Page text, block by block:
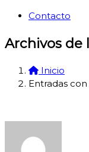
Contacto
Archivos de
Inicio
Entradas